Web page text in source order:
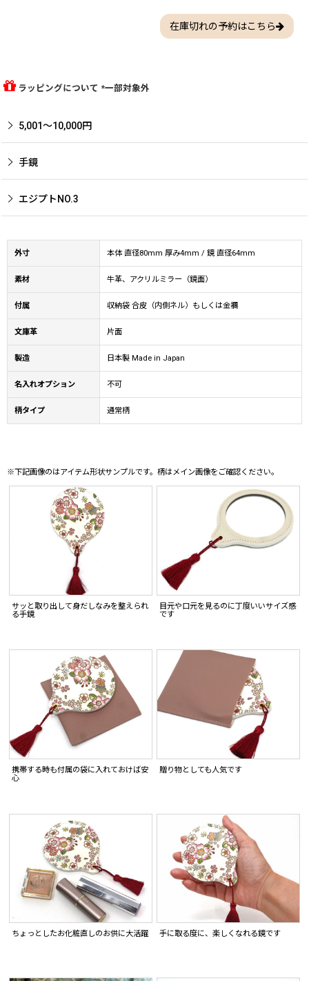
在庫切れの予約はこちら
ラッピングについて *一部対象外
5,001〜10,000円
手鏡
エジプトNO.3
外寸 本体 直径80mm 厚み4mm / 鏡 直径64mm
素材 牛革、アクリルミラー（鏡面）
付属 収納袋 合皮（内側ネル）もしくは金襴
文庫革 片面
製造 日本製 Made in Japan
名入れオプション 不可
柄タイプ 通常柄
※下記画像のはアイテム形状サンプルです。柄はメイン画像をご確認ください。
サッと取り出して身だしなみを整えられ
る手鏡
目元や口元を見るのに丁度いいサイズ感
です
携帯する時も付属の袋に入れておけば安
心
贈り物としても人気です
ちょっとしたお化粧直しのお供に大活躍 手に取る度に、楽しくなれる鏡です